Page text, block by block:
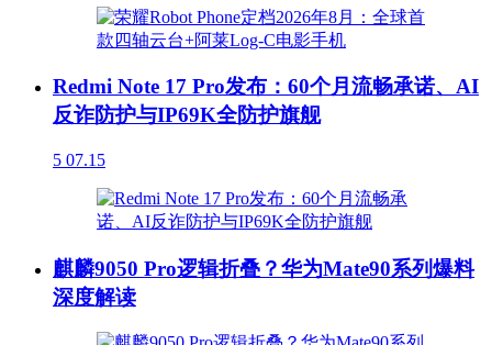
Redmi Note 17 Pro发布：60个月流畅承诺、AI
反诈防护与IP69K全防护旗舰
5 07.15
麒麟9050 Pro逻辑折叠？华为Mate90系列爆料
深度解读